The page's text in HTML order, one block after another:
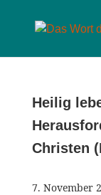
Heilig
Christen
7. November